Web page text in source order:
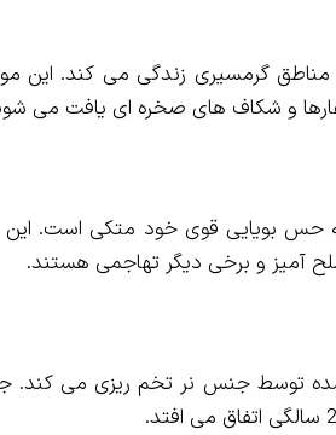
گرمسیری زندگی می کند. این
و شکاف های صخره ای یافت می
بویایی قوی خود متکی است. این
آمیز و برخی دیگر تهاجمی هستند.
توسط جنس نر تخم ریزی می کند.